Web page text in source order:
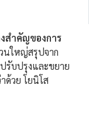
สำคัญของการ
นใหญ่สรุปจาก
รับปรุงและขยาย
ด้วย โยนิโส